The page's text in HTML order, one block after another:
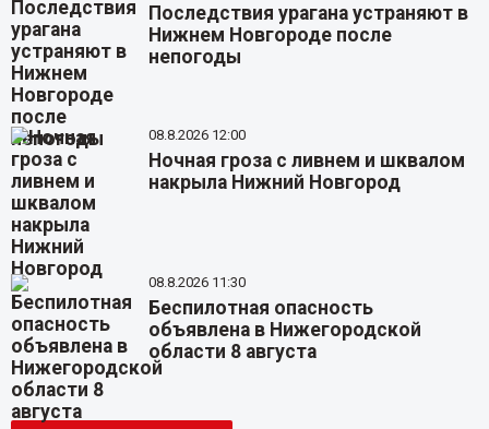
Последствия урагана устраняют в
Нижнем Новгороде после
непогоды
08.8.2026 12:00
Ночная гроза с ливнем и шквалом
накрыла Нижний Новгород
08.8.2026 11:30
Беспилотная опасность
объявлена в Нижегородской
области 8 августа